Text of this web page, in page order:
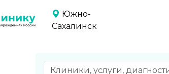
Южно-
Сахалинск